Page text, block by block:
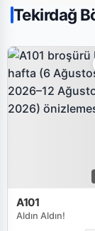
Tekirdağ
A101
Aldın Aldın!